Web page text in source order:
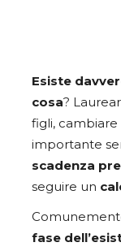
Esiste
cosa?
figli,
importante
scadenza
seguire un
fase